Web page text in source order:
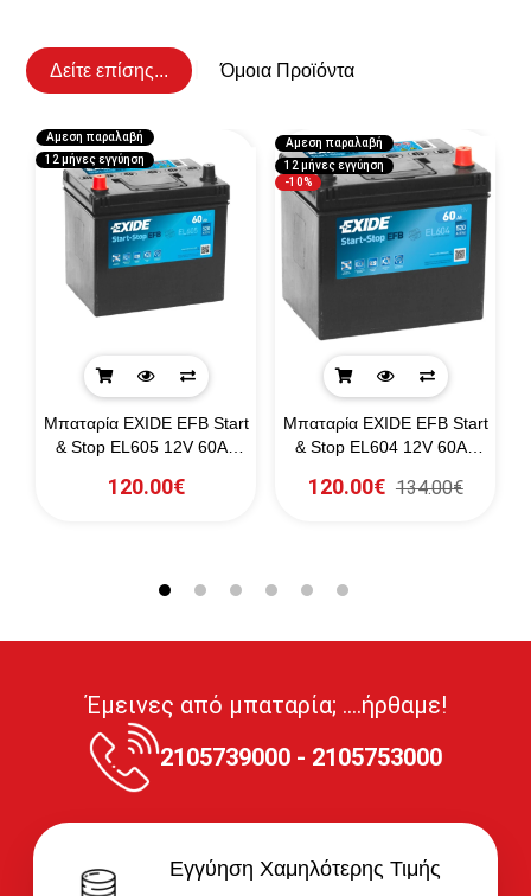
Δείτε επίσης... Όμοια Προϊόντα
Αμεση παραλαβή
12 μήνες εγγύηση
Μπαταρία EXIDE EFB Start
& Stop EL605 12V 60Ah
120.00€
-10%
Αμεση παραλαβή
12 μήνες εγγύηση
Μπαταρία EXIDE EFB Start
& Stop EL604 12V 60Ah
120.00€ 134.00€
Έμεινες από μπαταρία; ....ήρθαμε!
2105739000 - 2105753000
Εγγύηση Χαμηλότερης Τιμής